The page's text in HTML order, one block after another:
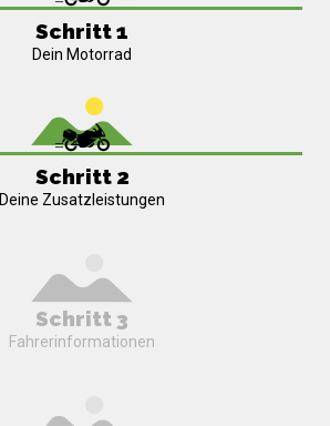
Schritt 1
Dein Motorrad
Schritt 2
Deine Zusatzleistungen
Schritt 3
Fahrerinformationen